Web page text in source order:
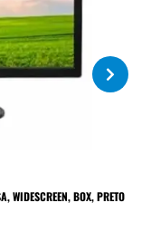
WIDESCREEN, BOX, PRETO